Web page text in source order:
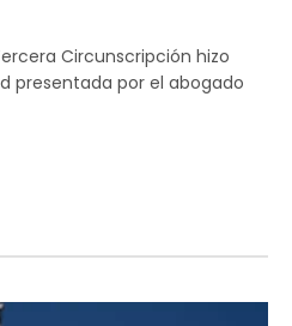
Circunscripción hizo
presentada por el abogado